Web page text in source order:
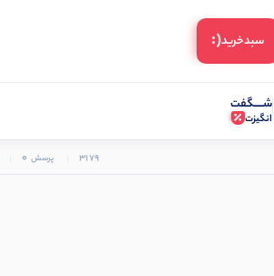
سبد‌خرید(:
شـــــگفت
انگیزت
3179 پرسش 0